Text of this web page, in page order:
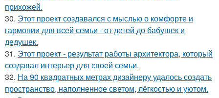
прихожей.
30. Этот проект создавался с мыслью о комфорте и
гармонии для всей семьи - от детей до бабушек и
дедушек.
31. Этот проект - результат работы архитектора, который
создавал интерьер для своей семьи.
32. На 90 квадратных метрах дизайнеру удалось создать
пространство, наполненное светом, лёгкостью и уютом.